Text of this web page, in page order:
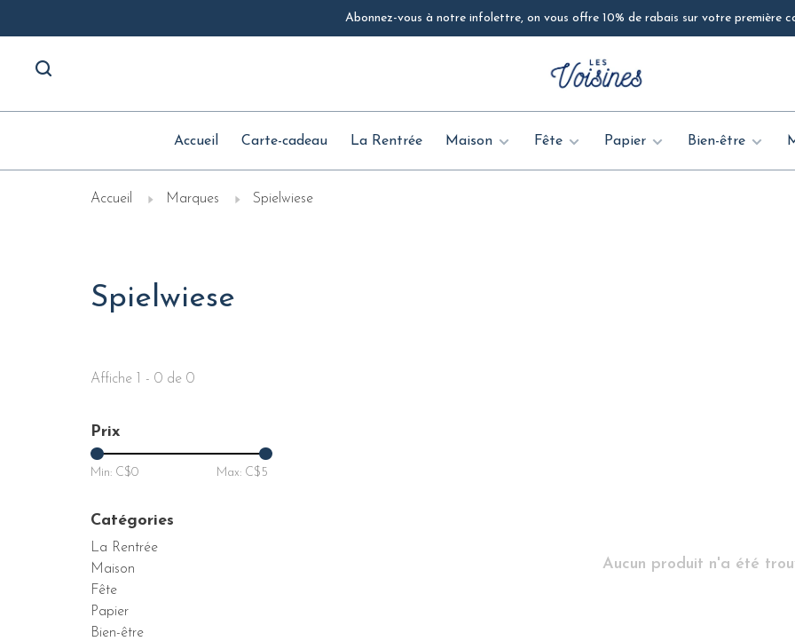
Abonnez-vous à notre infolettre, on vous offre 10% de rabais sur votre première
Accueil Carte-cadeau La Rentrée Maison Fête Papier Bien-être
Accueil Marques Spielwiese
Spielwiese
Affiche 1 - 0 de 0
Prix
Min: C$0 Max: C$ 5
Catégories
La Rentrée
Maison
Fête
Papier
Bien-être
Aucun produit n'a été